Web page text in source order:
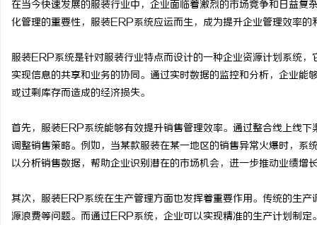
在当今快速发展的服装行业中，企业面临着激烈的市场竞争和日益
化管理的重要性，服装ERP系统应运而生，成为提升企业管理效率的
服装ERP系统是针对服装行业特点而设计的一种企业资源计划系统
实现信息的共享和业务的协同。通过实时数据的监控和分析，企业
或过剩库存而造成的经济损失。
首先，服装ERP系统能够有效提升销售管理效率。通过整合线上线
调整销售策略。例如，当某款服装在某一地区的销售异常火爆时，
以分析销售数据，帮助企业识别潜在的市场机会，进一步推动业绩增
其次，服装ERP系统在生产管理方面也发挥着重要作用。传统的生
源浪费等问题。而通过ERP系统，企业可以实现精准的生产计划制